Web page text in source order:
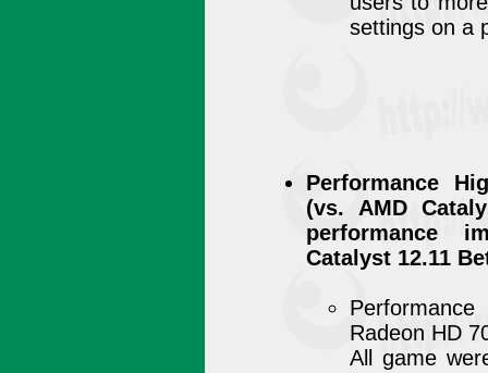
settings on a
Performance
(vs. AMD
performance
Catalyst 12.11
Radeon HD
All game